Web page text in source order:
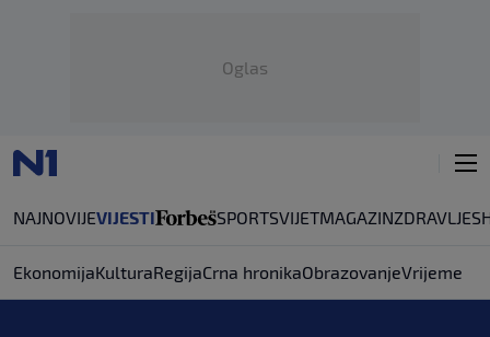
Oglas
NAJNOVIJEVIJESTI SPORTSVIJETMAGAZINZDRAVLJE
EkonomijaKulturaRegijaCrna hronikaObrazovanjeVrijeme